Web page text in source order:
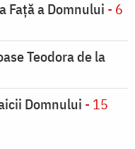
Față a Domnului - 6
Teodora de la
Domnului - 15